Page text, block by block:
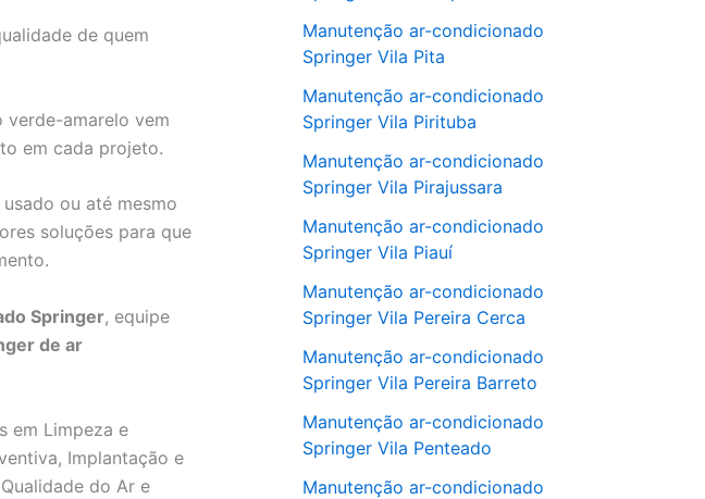
de quem
verde-amarelo vem
em cada projeto.
ou até mesmo
soluções para que
Springer, equipe
de ar
em Limpeza e
Implantação e
do Ar e
Manutenção ar-condicionado
Springer Vila Pita
Manutenção ar-condicionado
Springer Vila Pirituba
Manutenção ar-condicionado
Springer Vila Pirajussara
Manutenção ar-condicionado
Springer Vila Piauí
Manutenção ar-condicionado
Springer Vila Pereira Cerca
Manutenção ar-condicionado
Springer Vila Pereira Barreto
Manutenção ar-condicionado
Springer Vila Penteado
Manutenção ar-condicionado